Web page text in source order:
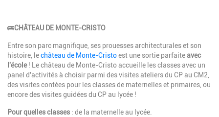
Description
🚌CHÂTEAU DE MONTE-CRISTO
Entre son parc magnifique, ses prouesses architecturales et son
histoire, lechâteau de Monte-Cristoest une sortie parfaiteavec
l'école! Le château de Monte-Cristo accueille les classes avec un
panel d'activités à choisir parmi des visites ateliers du CP au CM2,
des visites contées pour les classes de maternelles et primaires, ou
encore des visites guidées du CP au lycée !
Pour quelles classes : de la maternelle au lycée.